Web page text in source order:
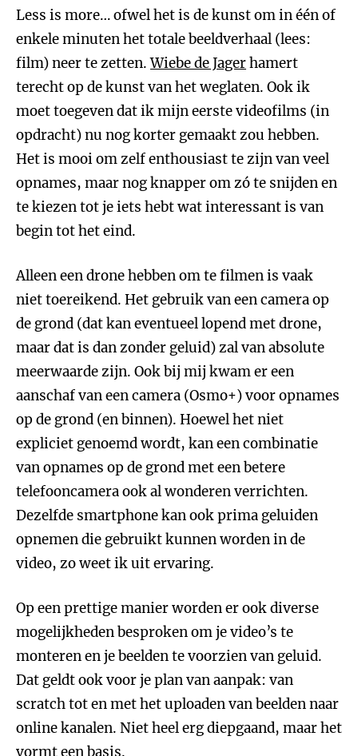
Less is more… ofwel het is de kunst om in één of
enkele minuten het totale beeldverhaal (lees:
film) neer te zetten.Wiebe de Jagerhamert
terecht op de kunst van het weglaten. Ook ik
moet toegeven dat ik mijn eerste videofilms (in
opdracht) nu nog korter gemaakt zou hebben.
Het is mooi om zelf enthousiast te zijn van veel
opnames, maar nog knapper om zó te snijden en
te kiezen tot je iets hebt wat interessant is van
begin tot het eind.
Alleen een drone hebben om te filmen is vaak
niet toereikend. Het gebruik van een camera op
de grond (dat kan eventueel lopend met drone,
maar dat is dan zonder geluid) zal van absolute
meerwaarde zijn. Ook bij mij kwam er een
aanschaf van een camera (Osmo+) voor opnames
op de grond (en binnen). Hoewel het niet
expliciet genoemd wordt, kan een combinatie
van opnames op de grond met een betere
telefooncamera ook al wonderen verrichten.
Dezelfde smartphone kan ook prima geluiden
opnemen die gebruikt kunnen worden in de
video, zo weet ik uit ervaring.
Op een prettige manier worden er ook diverse
mogelijkheden besproken om je video’s te
monteren en je beelden te voorzien van geluid.
Dat geldt ook voor je plan van aanpak: van
scratch tot en met het uploaden van beelden naar
online kanalen. Niet heel erg diepgaand, maar het
vormt een basis.